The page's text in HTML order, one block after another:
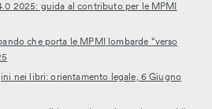
2025: guida al contributo per le MPMI
che porta le MPMI lombarde “verso
nei libri: orientamento legale, 6 Giugno